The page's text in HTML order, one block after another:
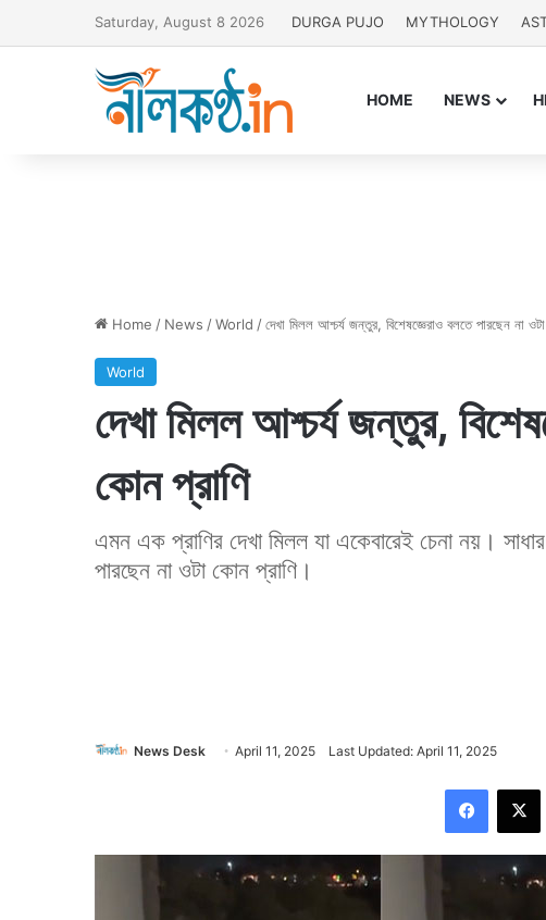
Saturday, August 8 2026 DURGA PUJO MYTHOLOGY
HOME NEWS
Home / News /World /দেখা মিলল আশ্চর্য জন্তুর, বিশেষজ্ঞেরাও বলতে পারছেন না
World
দেখা মিলল আশ্চর্য জন্তুর,
কোন প্রাণি
এমন এক প্রাণির দেখা মিলল যা একেবারেই চেনা নয়।
পারছেন না ওটা কোন প্রাণি।
News Desk April 11, 2025 Last Updated: April 11, 2025